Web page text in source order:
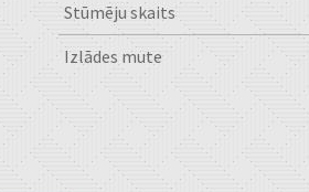
Stūmēju skaits
Izlādes mute